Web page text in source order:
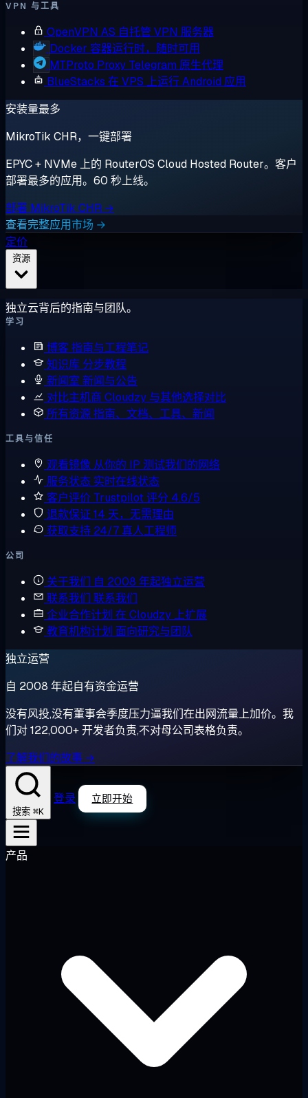
VPN 与工具
OpenVPN AS 自托管 VPN 服务器
Docker 容器运行时，随时可用
MTProto Proxy Telegram 原生代理
BlueStacks 在 VPS 上运行 Android 应用
安装量最多
MikroTik CHR，一键部署
EPYC + NVMe 上的 RouterOS Cloud Hosted Router。客户
部署最多的应用。60 秒上线。
部署 MikroTik CHR →
查看完整应用市场 →
定价
独立云背后的指南与团队。
学习
博客指南与工程笔记
知识库 分步教程
新闻室 新闻与公告
对比主机商 Cloudzy 与其他选择对比
所有资源指南、文档、工具、新闻
工具与信任
观看镜像 从你的 IP 测试我们的网络
服务状态 实时在线状态
客户评价 Trustpilot 评分 4.6/5
退款保证 14 天，无需理由
获取支持 24/7 真人工程师
公司
关于我们 自 2008 年起独立运营
联系我们 联系我们
企业合作计划 在 Cloudzy 上扩展
教育机构计划 面向研究与团队
独立运营
自 2008 年起自有资金运营
没有风投,没有董事会季度压力逼我们在出网流量上加价。我
们对 122,000+ 开发者负责,不对母公司表格负责。
了解我们的故事 →
搜索 ⌘K
登录 立即开始
产品